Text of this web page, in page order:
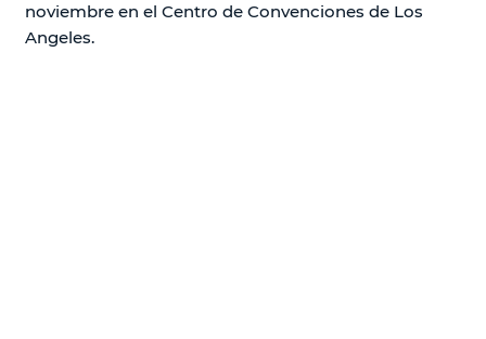
noviembre en el Centro de Convenciones de Los
Angeles.